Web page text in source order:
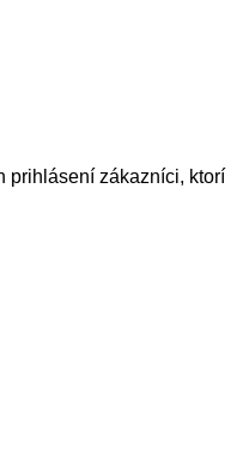
prihlásení zákazníci, ktorí